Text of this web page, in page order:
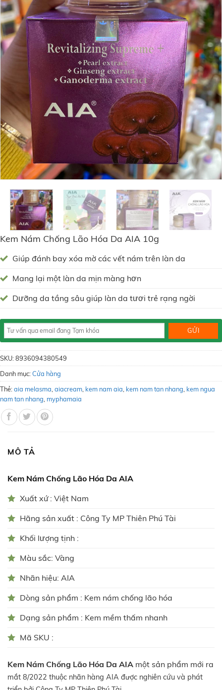
Kem Nám Chống Lão Hóa Da AIA 10g
Giúp đánh bay xóa mờ các vết nám trên làn da
Mang lại một làn da mịn màng hơn
Dưỡng da tầng sâu giúp làn da tươi trẻ rạng ngời
SKU:8936094380549
Danh mục:Cửa hàng
Thẻ:aia melasma,aiacream, kem nam aia, kem nam tan nhang, kem ngua
nam tan nhang, myphamaia
MÔ TẢ
Kem Nám Chống Lão Hóa Da AIA
Xuất xứ : Việt Nam
Hãng sản xuất : Công Ty MP Thiên Phú Tài
Khối lượng tịnh :
Màu sắc: Vàng
Nhãn hiệu: AIA
Dòng sản phẩm : Kem nám chống lão hóa
Dạng sản phẩm : Kem mềm thấm nhanh
Mã SKU :
Kem Nám Chống Lão Hóa Da AIA một sản phẩm mới ra
mắt 8/2022 thuộc nhãn hàng AIA được nghiên cứu và phát